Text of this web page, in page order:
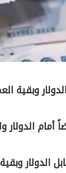
وبقية
الدولار
الدولار